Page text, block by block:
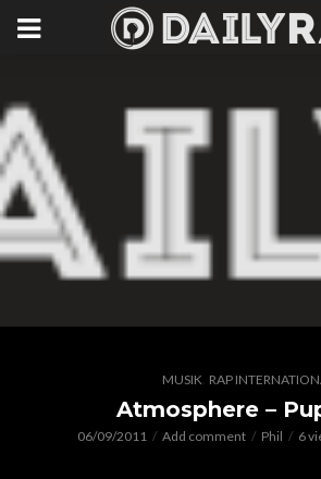
MUSIK RAP
Atmosphere –
06/09/2011 Add comment Phil 6